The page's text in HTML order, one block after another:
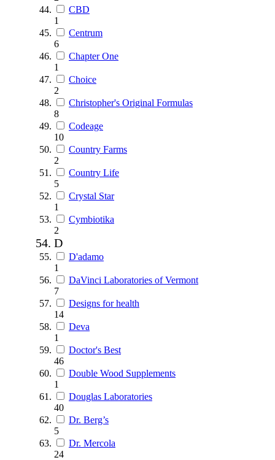
CBD
1
Centrum
6
Chapter One
1
Choice
2
Christopher's Original Formulas
8
Codeage
10
Country Farms
2
Country Life
5
Crystal Star
1
Cymbiotika
2
D
D'adamo
1
DaVinci Laboratories of Vermont
7
Designs for health
14
Deva
1
Doctor's Best
46
Double Wood Supplements
1
Douglas Laboratories
40
Dr. Berg’s
5
Dr. Mercola
24